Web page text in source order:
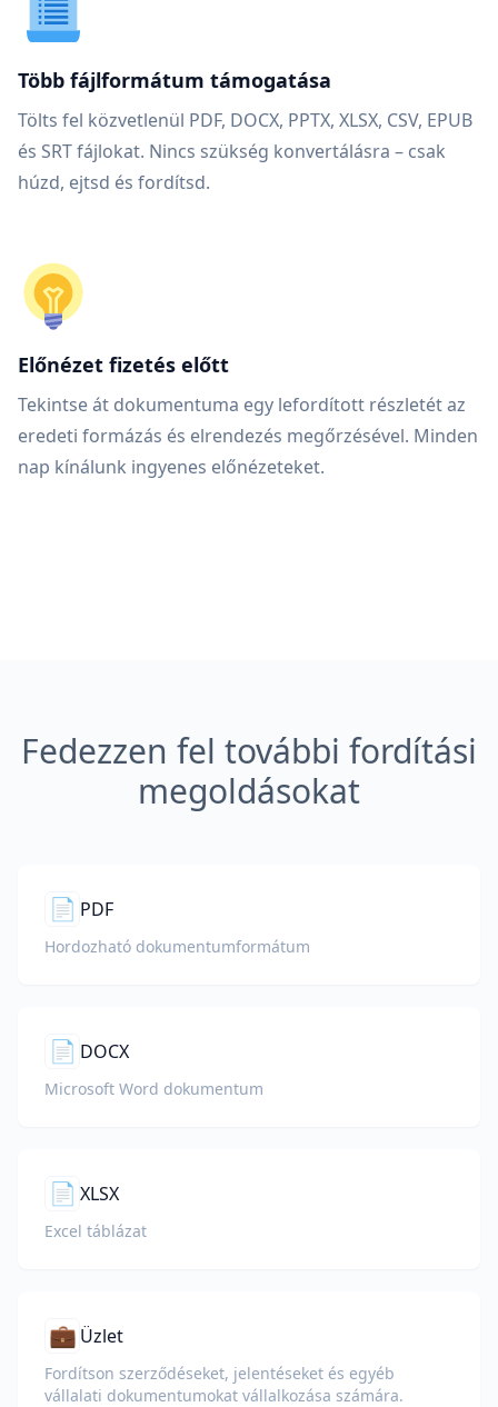
Több fájlformátum támogatása
Tölts fel közvetlenül PDF, DOCX, PPTX, XLSX, CSV, EPUB
és SRT fájlokat. Nincs szükség konvertálásra – csak
húzd, ejtsd és fordítsd.
Előnézet fizetés előtt
Tekintse át dokumentuma egy lefordított részletét az
eredeti formázás és elrendezés megőrzésével. Minden
nap kínálunk ingyenes előnézeteket.
Fedezzen fel további fordítási
megoldásokat
📄 PDF
Hordozható dokumentumformátum
📄 DOCX
Microsoft Word dokumentum
📄 XLSX
Excel táblázat
💼 Üzlet
Fordítson szerződéseket, jelentéseket és egyéb
vállalati dokumentumokat vállalkozása számára.